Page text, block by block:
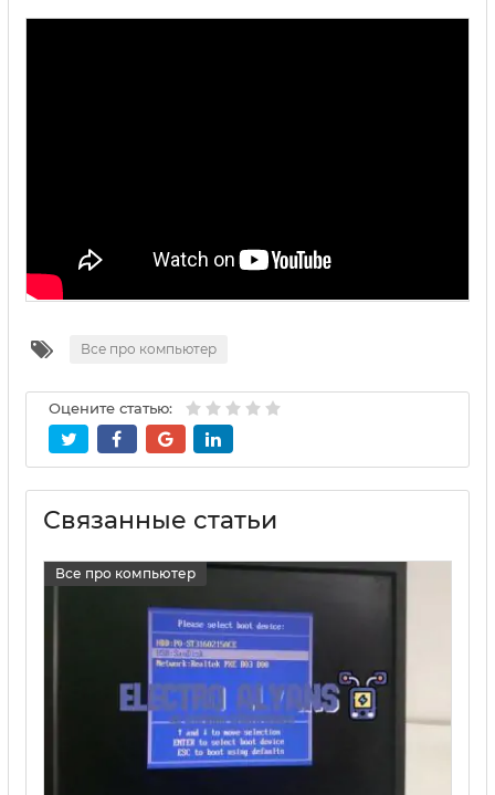
Все про компьютер
Оцените статью:
Связанные статьи
Все про компьютер